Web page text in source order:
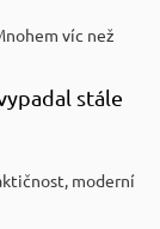
víc než
stále
moderní